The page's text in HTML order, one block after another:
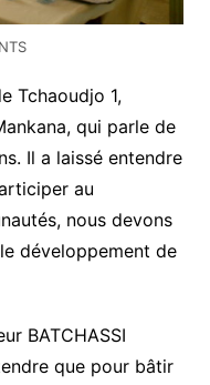
Tchaoudjo 1,
qui parle de
Il a laissé entendre
au
nous devons
développement de
BATCHASSI
que pour bâtir